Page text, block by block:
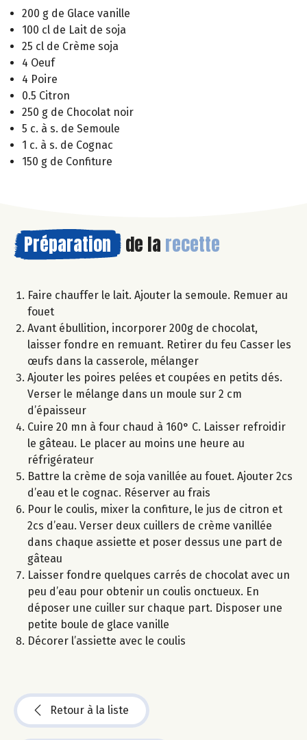
200 g de Glace vanille
100 cl de Lait de soja
25 cl de Crème soja
4 Oeuf
4 Poire
0.5 Citron
250 g de Chocolat noir
5 c. à s. de Semoule
1 c. à s. de Cognac
150 g de Confiture
Préparation de la recette
Faire chauffer le lait. Ajouter la semoule. Remuer au
fouet
Avant ébullition, incorporer 200g de chocolat,
laisser fondre en remuant. Retirer du feu Casser les
œufs dans la casserole, mélanger
Ajouter les poires pelées et coupées en petits dés.
Verser le mélange dans un moule sur 2 cm
d’épaisseur
Cuire 20 mn à four chaud à 160° C. Laisser refroidir
le gâteau. Le placer au moins une heure au
réfrigérateur
Battre la crème de soja vanillée au fouet. Ajouter 2cs
d’eau et le cognac. Réserver au frais
Pour le coulis, mixer la confiture, le jus de citron et
2cs d’eau. Verser deux cuillers de crème vanillée
dans chaque assiette et poser dessus une part de
gâteau
Laisser fondre quelques carrés de chocolat avec un
peu d’eau pour obtenir un coulis onctueux. En
déposer une cuiller sur chaque part. Disposer une
petite boule de glace vanille
Décorer l’assiette avec le coulis
Retour à la liste